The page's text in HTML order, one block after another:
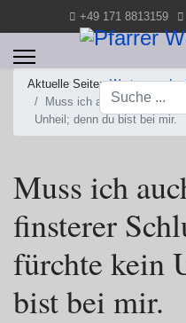
+49 171 8813159
Suchen
Aktuelle Seite:Worte aus der
Muss ich auch wandern
Unheil; denn du bist bei mir.
Muss ich
finsterer
fürchte kein
bist bei mir.